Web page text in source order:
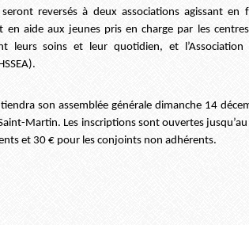
reversés à deux associations agissant en
en aide aux jeunes pris en charge par les
leurs soins et leur quotidien, et
son assemblée générale dimanche 14
Martin. Les inscriptions sont ouvertes
et 30 € pour les conjoints non adhérents.